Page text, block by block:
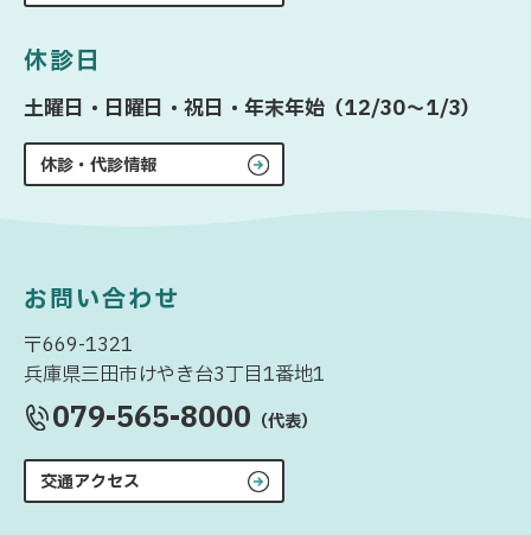
休診日
土曜日・日曜日・祝日・年末年始（12/30〜1/3）
休診・代診情報
お問い合わせ
〒669-1321
兵庫県三田市けやき台3丁目1番地1
079-565-8000 （代表）
交通アクセス